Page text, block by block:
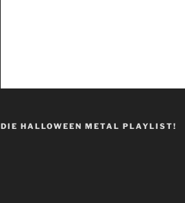
DIE HALLOWEEN METAL PLAYLIST!